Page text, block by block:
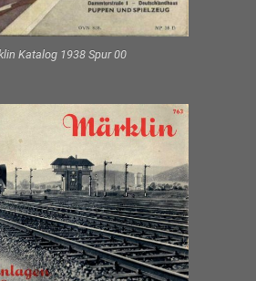
Katalog 1938 Spur 00